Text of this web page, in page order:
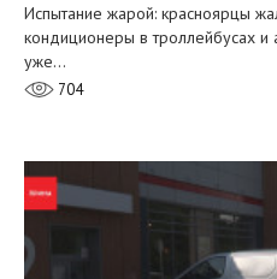
Испытание жарой: красноярцы
кондиционеры в троллейбусах и
уже…
704